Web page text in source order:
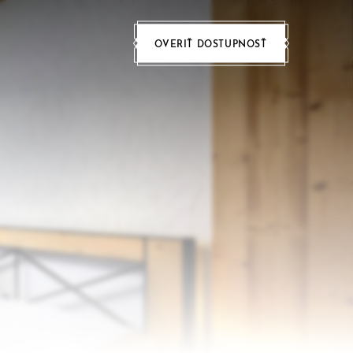
OVERIŤ DOSTUPNOSŤ